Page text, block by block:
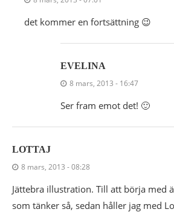
det kommer en fortsättning 😉
EVELINA
8 mars, 2013 - 16:47
Ser fram emot det! 🙂
LOTTAJ
8 mars, 2013 - 08:28
Jättebra illustration. Till att börja med
som tänker så, sedan håller jag med